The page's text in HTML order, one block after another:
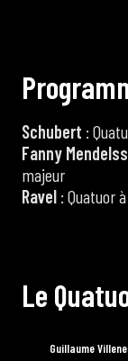
Program
Schubert :
Fanny
majeur
Ravel : Quatuor
Le Quatu
Guillaume